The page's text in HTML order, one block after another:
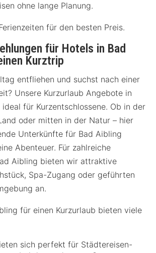
ohne lange Planung.
für den besten Preis.
für Hotels in Bad
Kurztrip
entfliehen und suchst nach einer
Unsere Kurzurlaub Angebote in
für Kurzentschlossene. Ob in der
oder mitten in der Natur – hier
Unterkünfte für Bad Aibling
Abenteuer. Für zahlreiche
Aibling bieten wir attraktive
Spa-Zugang oder geführten
an.
für einen Kurzurlaub bieten viele
sich perfekt für Städtereisen-